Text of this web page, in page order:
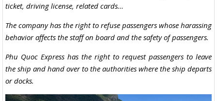
ticket, driving license, related cards...
The company has the right to refuse passengers whose harassing
behavior affects the staff on board and the safety of passengers.
Phu Quoc Express has the right to request passengers to leave
the ship and hand over to the authorities where the ship departs
or docks.